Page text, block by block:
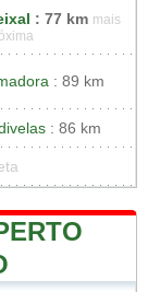
: 77 km mais
: 89 km
: 86 km